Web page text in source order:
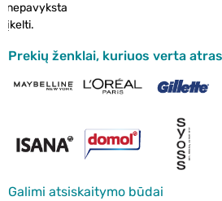
nepavyksta
įkelti.
Prekių ženklai, kuriuos verta
Galimi atsiskaitymo būdai